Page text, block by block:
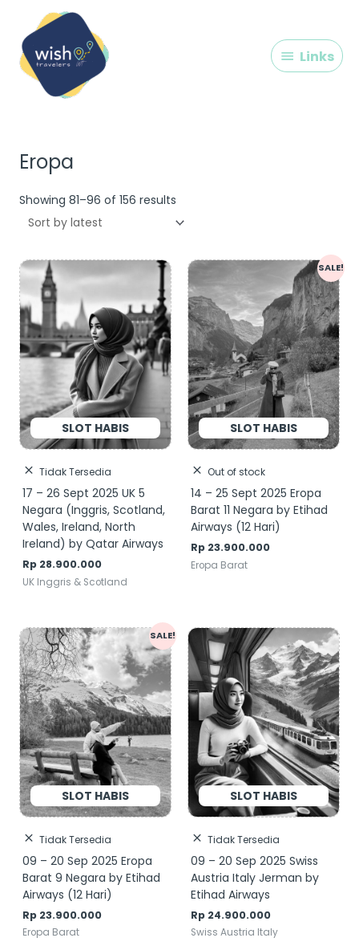
content
Links
Eropa
Showing 81–96 of 156 results
Tidak Tersedia
17 – 26 Sept 2025 UK 5
Negara (Inggris, Scotland,
Wales, Ireland, North
Ireland) by Qatar Airways
Rp 28.900.000
UK Inggris & Scotland
SALE!
Out of stock
14 – 25 Sept 2025 Eropa
Barat 11 Negara by Etihad
Airways (12 Hari)
Rp 23.900.000
Eropa Barat
SALE!
Tidak Tersedia
09 – 20 Sep 2025 Eropa
Barat 9 Negara by Etihad
Airways (12 Hari)
Rp 23.900.000
Eropa Barat
Tidak Tersedia
09 – 20 Sep 2025 Swiss
Austria Italy Jerman by
Etihad Airways
Rp 24.900.000
Swiss Austria Italy